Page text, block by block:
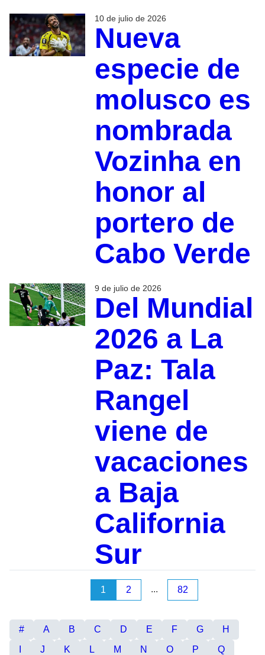
10 de julio de 2026
Nueva
especie de
molusco es
nombrada
Vozinha en
honor al
portero de
Cabo Verde
9 de julio de 2026
Del Mundial
2026 a La
Paz: Tala
Rangel
viene de
vacaciones
a Baja
California
Sur
1 2 ... 82
# A B C D E F G
H
J K L M N O P
Q